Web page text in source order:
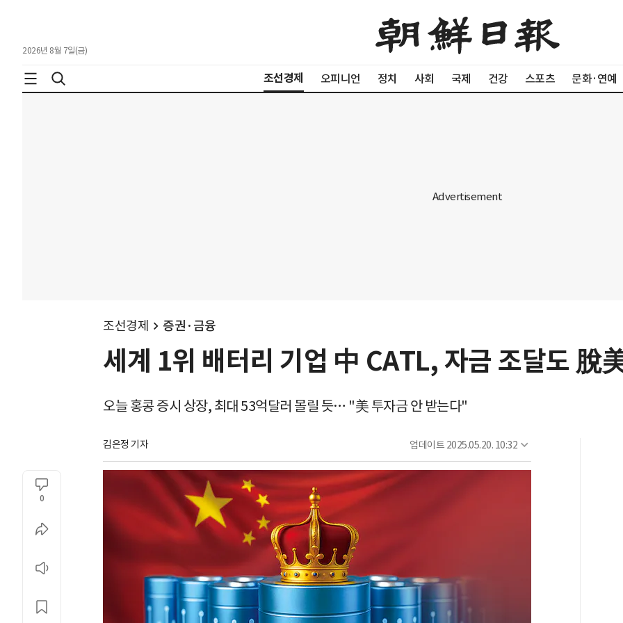
2026년 8월 7일(금)
조선경제 오피니언 정치 사회 국제 건강 스포츠 문화·연예
조선경제 증권·금융
세계 1위 배터리 기업 中 CATL, 자금 조달도 脫
오늘 홍콩 증시 상장, 최대 53억달러 몰릴 듯… "美 투자금 안 받는다"
김은정 기자 업데이트 2025.05.20. 10:32
0